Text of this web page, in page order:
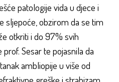
patologije vida u djece i
sljepoće, obzirom da se tim
otkriti i do 97% svih
prof. Sesar te pojasnila da
ambliopije u više od